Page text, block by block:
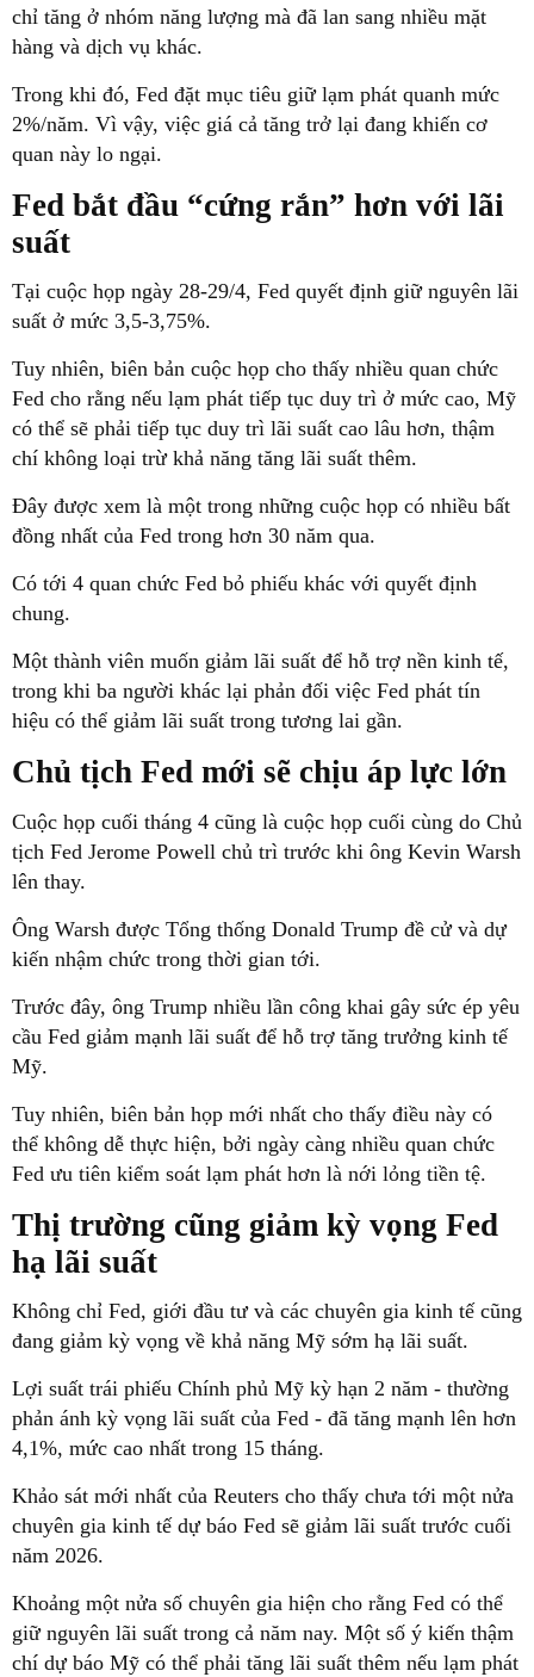
chỉ tăng ở nhóm năng lượng mà đã lan sang nhiều mặt
hàng và dịch vụ khác.
Trong khi đó, Fed đặt mục tiêu giữ lạm phát quanh mức
2%/năm. Vì vậy, việc giá cả tăng trở lại đang khiến cơ
quan này lo ngại.
Fed bắt đầu “cứng rắn” hơn với lãi
suất
Tại cuộc họp ngày 28-29/4, Fed quyết định giữ nguyên lãi
suất ở mức 3,5-3,75%.
Tuy nhiên, biên bản cuộc họp cho thấy nhiều quan chức
Fed cho rằng nếu lạm phát tiếp tục duy trì ở mức cao, Mỹ
có thể sẽ phải tiếp tục duy trì lãi suất cao lâu hơn, thậm
chí không loại trừ khả năng tăng lãi suất thêm.
Đây được xem là một trong những cuộc họp có nhiều bất
đồng nhất của Fed trong hơn 30 năm qua.
Có tới 4 quan chức Fed bỏ phiếu khác với quyết định
chung.
Một thành viên muốn giảm lãi suất để hỗ trợ nền kinh tế,
trong khi ba người khác lại phản đối việc Fed phát tín
hiệu có thể giảm lãi suất trong tương lai gần.
Chủ tịch Fed mới sẽ chịu áp lực lớn
Cuộc họp cuối tháng 4 cũng là cuộc họp cuối cùng do Chủ
tịch Fed Jerome Powell chủ trì trước khi ông Kevin Warsh
lên thay.
Ông Warsh được Tổng thống Donald Trump đề cử và dự
kiến nhậm chức trong thời gian tới.
Trước đây, ông Trump nhiều lần công khai gây sức ép yêu
cầu Fed giảm mạnh lãi suất để hỗ trợ tăng trưởng kinh tế
Mỹ.
Tuy nhiên, biên bản họp mới nhất cho thấy điều này có
thể không dễ thực hiện, bởi ngày càng nhiều quan chức
Fed ưu tiên kiểm soát lạm phát hơn là nới lỏng tiền tệ.
Thị trường cũng giảm kỳ vọng Fed
hạ lãi suất
Không chỉ Fed, giới đầu tư và các chuyên gia kinh tế cũng
đang giảm kỳ vọng về khả năng Mỹ sớm hạ lãi suất.
Lợi suất trái phiếu Chính phủ Mỹ kỳ hạn 2 năm - thường
phản ánh kỳ vọng lãi suất của Fed - đã tăng mạnh lên hơn
4,1%, mức cao nhất trong 15 tháng.
Khảo sát mới nhất của Reuters cho thấy chưa tới một nửa
chuyên gia kinh tế dự báo Fed sẽ giảm lãi suất trước cuối
năm 2026.
Khoảng một nửa số chuyên gia hiện cho rằng Fed có thể
giữ nguyên lãi suất trong cả năm nay. Một số ý kiến thậm
chí dự báo Mỹ có thể phải tăng lãi suất thêm nếu lạm phát